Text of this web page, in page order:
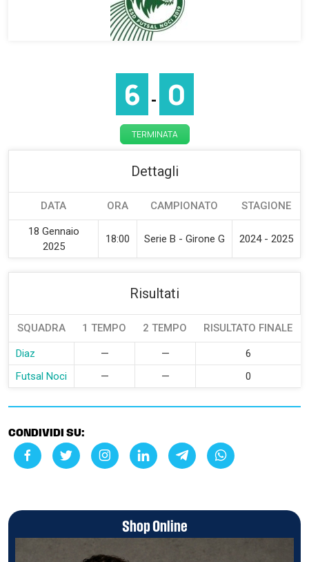
6 - 0
TERMINATA
Dettagli
DATA ORA CAMPIONATO STAGIONE
18 Gennaio
2025
18:00 Serie B - Girone G 2024 - 2025
Risultati
SQUADRA 1 TEMPO 2 TEMPO RISULTATO FINALE
Diaz — —
6
Futsal Noci
— — 0
CONDIVIDI SU:
Shop Online